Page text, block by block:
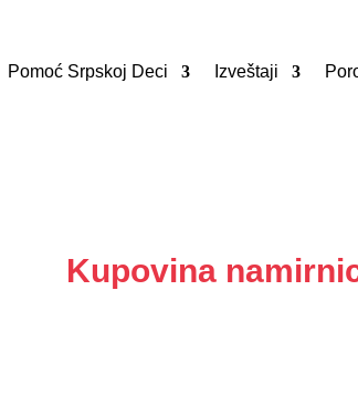
Pomoć Srpskoj Deci Izveštaji
Kupovina